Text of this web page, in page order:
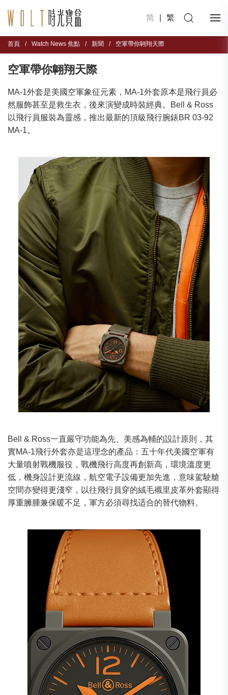
简 繁
首頁 / Watch News 焦點 / 新聞 / 空軍帶你翺翔天際
空軍帶你翺翔天際
MA-1外套是美國空軍象征元素，MA-1外套原本是飛行員必
然服飾甚至是救生衣，後來演變成時裝經典。Bell & Ross
以飛行員服裝為靈感，推出最新的頂級飛行腕錶BR 03-92
MA-1。
Bell & Ross一直嚴守功能為先、美感為輔的設計原則，其
實MA-1飛行外套亦是這理念的產品：五十年代美國空軍有
大量噴射戰機服役，戰機飛行高度再創新高，環境溫度更
低，機身設計更流線，航空電子設備更加先進，意味駕駛艙
空間亦變得更淺窄，以往飛行員穿的絨毛襯里皮革外套顯得
厚重臃腫兼保暖不足，軍方必須尋找适合的替代物料。